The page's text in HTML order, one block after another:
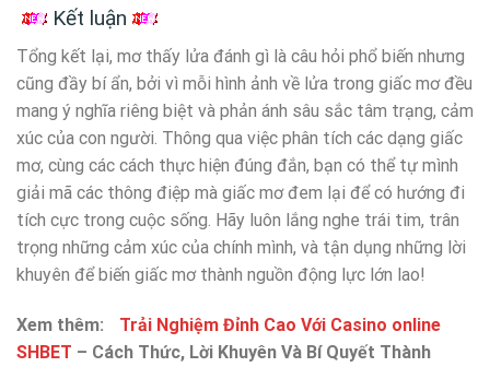
Kết luận
Tổng kết lại, mơ thấy lửa đánh gì là câu hỏi phổ biến nhưng
cũng đầy bí ẩn, bởi vì mỗi hình ảnh về lửa trong giấc mơ đều
mang ý nghĩa riêng biệt và phản ánh sâu sắc tâm trạng, cảm
xúc của con người. Thông qua việc phân tích các dạng giấc
mơ, cùng các cách thực hiện đúng đắn, bạn có thể tự mình
giải mã các thông điệp mà giấc mơ đem lại để có hướng đi
tích cực trong cuộc sống. Hãy luôn lắng nghe trái tim, trân
trọng những cảm xúc của chính mình, và tận dụng những lời
khuyên để biến giấc mơ thành nguồn động lực lớn lao!
Xem thêm:
Trải Nghiệm Đỉnh Cao Với Casino online
SHBET – Cách Thức, Lời Khuyên Và Bí Quyết Thành